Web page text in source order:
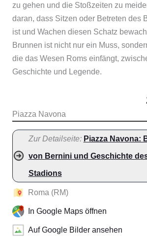
zu gehen und die Stoßzeiten zu
daran, dass Sitzen oder Betreten des
ist und Wachen diesen Schatz
Brunnen ist nicht nur ein Muss,
die das Wesen Roms einfängt,
Geschichte und Legende.
Piazza Navona
Zur Detailseite: Piazza Navona:
von Bernini und Geschichte
Stadions
Roma (RM)
In Google Maps öffnen
Auf Google Bilder ansehen